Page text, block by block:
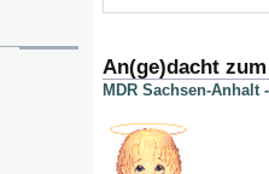
An(ge)dacht
MDR Sachsen-Anhalt